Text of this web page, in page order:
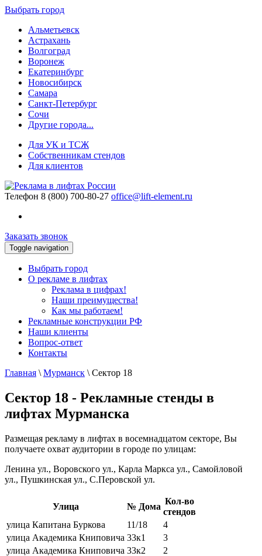
Выбрать город
Альметьевск
Астрахань
Волгоград
Воронеж
Екатеринбург
Новосибирск
Самара
Санкт-Петербург
Сочи
Другие города...
Для УК и ТСЖ
Собственникам стендов
Для клиентов
Телефон 8 (800) 700-80-27 office@lift-element.ru
Заказать звонок
Toggle navigation
Выбрать город
О рекламе в лифтах
Реклама в цифрах!
Наши преимущества!
Как мы работаем!
Рекламные конструкции РФ
Наши клиенты
Вопрос-ответ
Контакты
Главная \ Мурманск \ Сектор 18
Сектор 18 - Рекламные стенды в
лифтах Мурманска
Размещая рекламу в лифтах в восемнадцатом секторе, Вы
получаете охват аудитории в городе по улицам:
Ленина ул., Воровского ул., Карла Маркса ул., Самойловой
ул., Пушкинская ул., С.Перовской ул.
Улица № Дома
Кол-во
стендов
улица Капитана Буркова
11/18
4
улица Академика Книповича 33к1
3
улица Академика Книповича 33к2
2